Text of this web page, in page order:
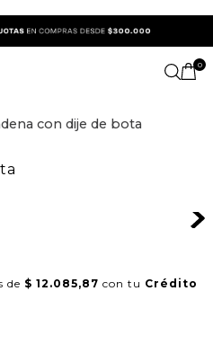
0
con dije de bota
de $ 12.085,87 con tu Crédito